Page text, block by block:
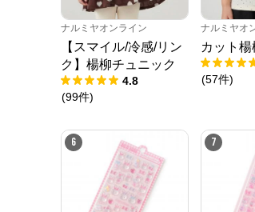
ナルミヤオンライン
【スマイル/冷感/リン
ク】楊柳チュニック
4.8
(99件)
ナルミヤオ
カット
(57件)
6 7
ナ
ン
す。